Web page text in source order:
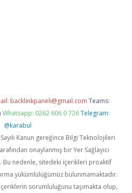
backlinkpaneli@gmail.com Teams:
Whatsapp: 0262 606 0 726 Telegram:
@karabul
Kanun gereğince Bilgi Teknolojileri
onaylanmış bir Yer Sağlayıcı
Bu nedenle, sitedeki içerikleri proaktif
yükümlülüğümüz bulunmamaktadır.
sorumluluğunu taşımakta olup,